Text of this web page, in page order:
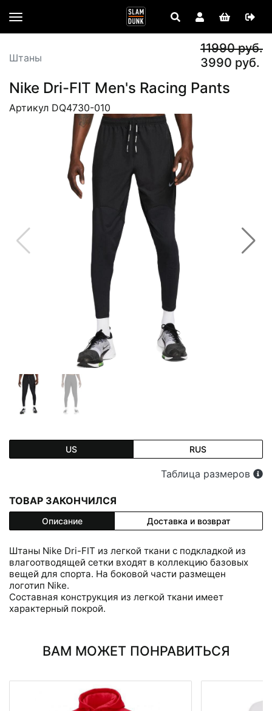
Штаны
11990 руб.
3990 руб.
Nike Dri-FIT Men's Racing Pants
Артикул DQ4730-010
US RUS
Таблица размеров
ТОВАР ЗАКОНЧИЛСЯ
Описание Доставка и возврат
Штаны Nike Dri-FIT из легкой ткани с подкладкой из
влагоотводящей сетки входят в коллекцию базовых
вещей для спорта. На боковой части размещен
логотип Nike.
Составная конструкция из легкой ткани имеет
характерный покрой.
ВАМ МОЖЕТ ПОНРАВИТЬСЯ